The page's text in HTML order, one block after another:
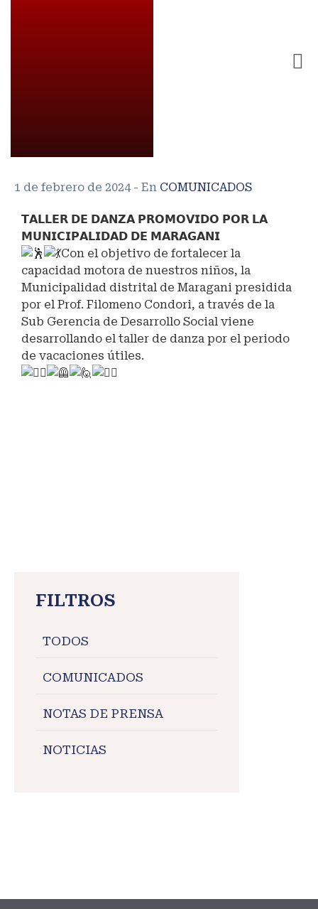
FILTROS
TODOS
COMUNICADOS
NOTAS DE PRENSA
NOTICIAS
1 de febrero de 2024 - En COMUNICADOS
𝗧𝗔𝗟𝗟𝗘𝗥 𝗗𝗘 𝗗𝗔𝗡𝗭𝗔 𝗣𝗥𝗢𝗠𝗢𝗩𝗜𝗗𝗢 𝗣𝗢𝗥 𝗟𝗔
𝗠𝗨𝗡𝗜𝗖𝗜𝗣𝗔𝗟𝗜𝗗𝗔𝗗 𝗗𝗘 𝗠𝗔𝗥𝗔𝗚𝗔𝗡𝗜
Con el objetivo de fortalecer la
capacidad motora de nuestros niños, la
Municipalidad distrital de Maragani presidida
por el Prof. Filomeno Condori, a través de la
Sub Gerencia de Desarrollo Social viene
desarrollando el taller de danza por el periodo
de vacaciones útiles.